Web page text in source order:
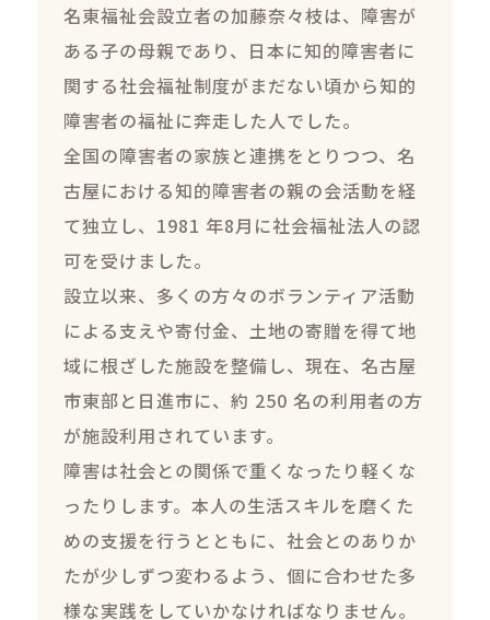
名東福祉会設立者の加藤奈々枝は、障害が
ある子の母親であり、日本に知的障害者に
関する社会福祉制度がまだない頃から知的
障害者の福祉に奔走した人でした。
全国の障害者の家族と連携をとりつつ、名
古屋における知的障害者の親の会活動を経
て独立し、1981 年8月に社会福祉法人の認
可を受けました。
設立以来、多くの方々のボランティア活動
による支えや寄付金、土地の寄贈を得て地
域に根ざした施設を整備し、現在、名古屋
市東部と日進市に、約 250 名の利用者の方
が施設利用されています。
障害は社会との関係で重くなったり軽くな
ったりします。本人の生活スキルを磨くた
めの支援を行うとともに、社会とのありか
たが少しずつ変わるよう、個に合わせた多
様な実践をしていかなければなりません。